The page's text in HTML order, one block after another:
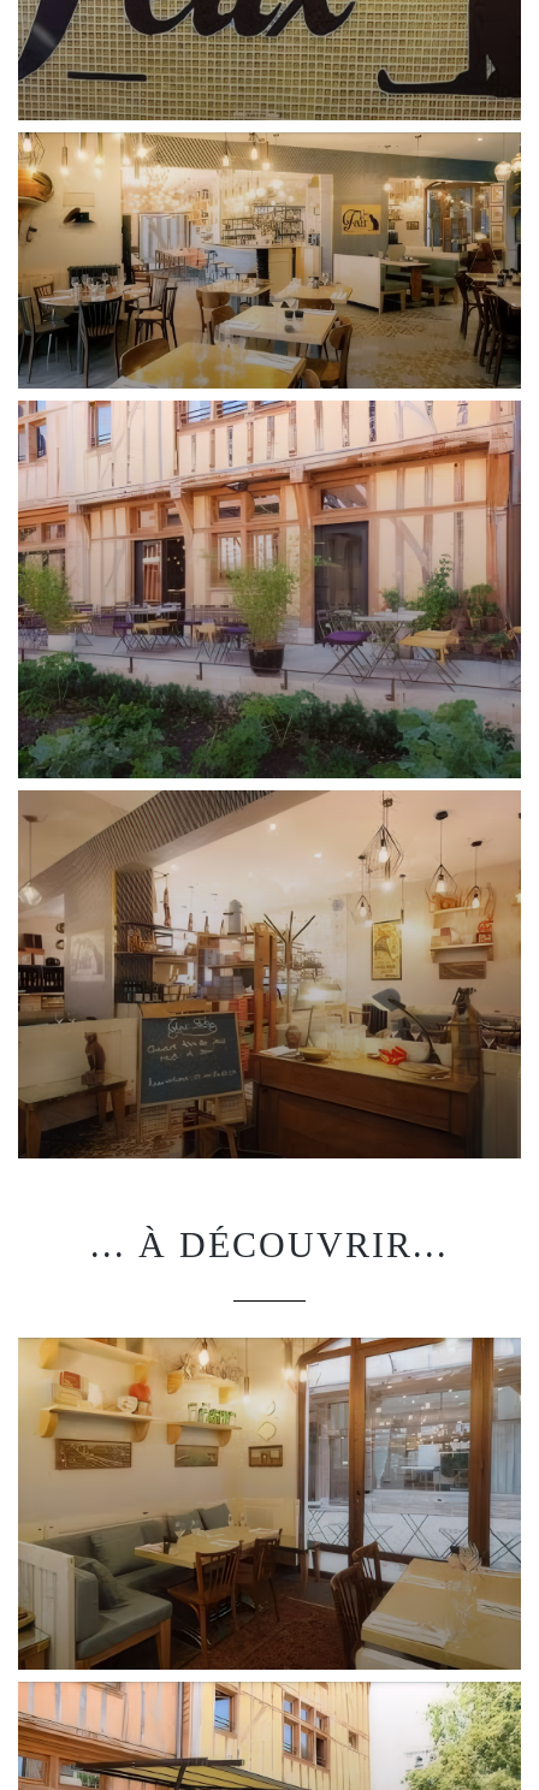
... À DÉCOUVRIR...